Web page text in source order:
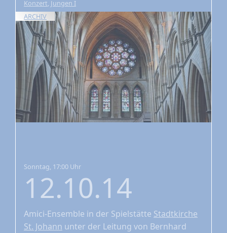
Konzert, Jungen I
ARCHIV
Sonntag, 17:00 Uhr
12.10.14
Amici-Ensemble in der Spielstätte Stadtkirche
St. Johann unter der Leitung von Bernhard